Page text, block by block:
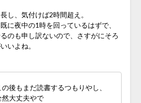
し、気付けば2時間超え。
に夜中の1時を回っているはずで、
のも申し訳ないので、さすがにそろ
いよね。
の後もまだ読書するつもりやし、
然大丈夫やで